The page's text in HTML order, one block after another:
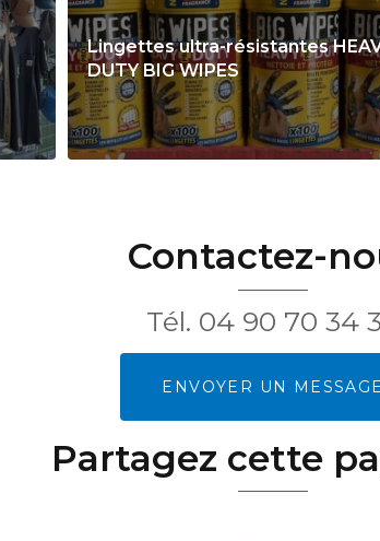
Lingettes ultra-résistantes
DUTY BIG WIPES
Contactez-
Tél. 04 90 70 34
ENVOYER UN MESSAGE
Partagez cette